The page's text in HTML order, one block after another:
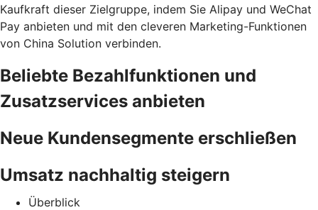
Kaufkraft dieser Zielgruppe, indem Sie Alipay und WeChat
Pay anbieten und mit den cleveren Marketing-Funktionen
von China Solution verbinden.
Beliebte Bezahlfunktionen und
Zusatzservices anbieten
Neue Kundensegmente erschließen
Umsatz nachhaltig steigern
Überblick